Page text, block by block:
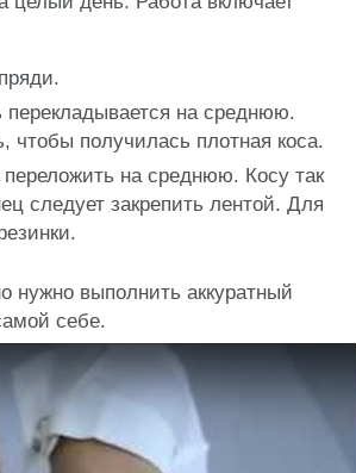
перекладывается на среднюю.
чтобы получилась плотная коса.
на среднюю. Косу так
следует закрепить лентой. Для
нужно выполнить аккуратный
себе.